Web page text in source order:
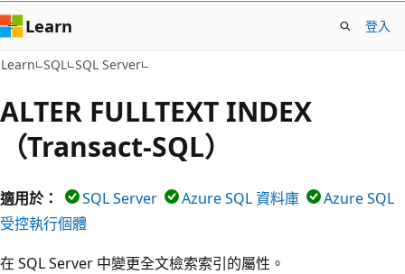
Learn 登入
Learn SQL SQL Server
ALTER FULLTEXT INDEX
（Transact-SQL）
適用於： SQL Server Azure SQL 資料庫
Azure SQL
受控執行個體
在 SQL Server 中變更全文檢索索引的屬性。